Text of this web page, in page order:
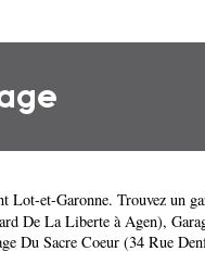
Lot-et-Garonne. Trouvez un
De La Liberte à Agen),
Du Sacre Coeur (34 Rue